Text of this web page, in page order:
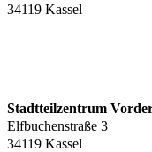
34119 Kassel
Stadtteilzentrum
Elfbuchenstraße 3
34119 Kassel